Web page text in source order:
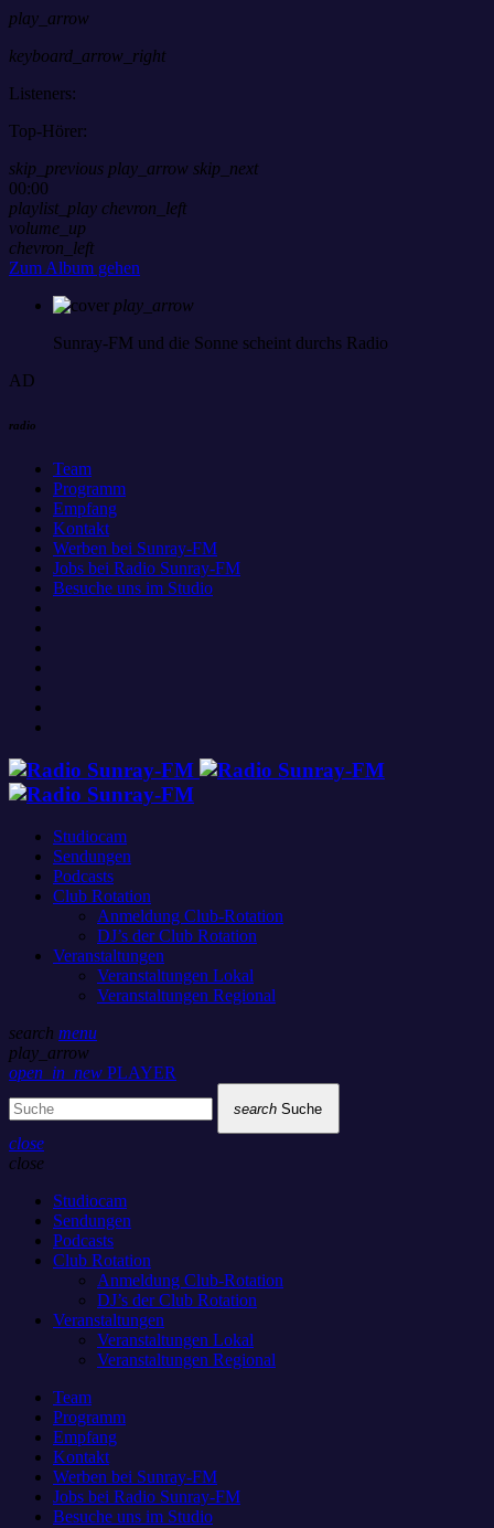
play_arrow
keyboard_arrow_right
Listeners:
Top-Hörer:
skip_previous play_arrow skip_next
00:00
playlist_play chevron_left
volume_up
chevron_left
Zum Album gehen
play_arrow
Sunray-FM und die Sonne scheint durchs Radio
AD
radio
Team
Programm
Empfang
Kontakt
Werben bei Sunray-FM
Jobs bei Radio Sunray-FM
Besuche uns im Studio
Studiocam
Sendungen
Podcasts
Club Rotation
Anmeldung Club-Rotation
DJ’s der Club Rotation
Veranstaltungen
Veranstaltungen Lokal
Veranstaltungen Regional
search menu
play_arrow
open_in_new PLAYER
search Suche
close
close
Studiocam
Sendungen
Podcasts
Club Rotation
Anmeldung Club-Rotation
DJ’s der Club Rotation
Veranstaltungen
Veranstaltungen Lokal
Veranstaltungen Regional
Team
Programm
Empfang
Kontakt
Werben bei Sunray-FM
Jobs bei Radio Sunray-FM
Besuche uns im Studio